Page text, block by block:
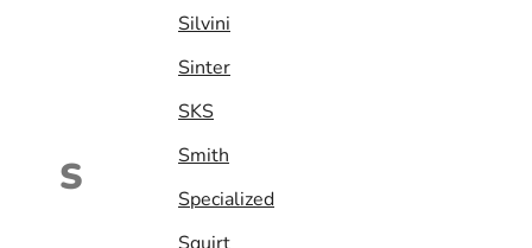
S
Silvini
Sinter
SKS
Smith
Specialized